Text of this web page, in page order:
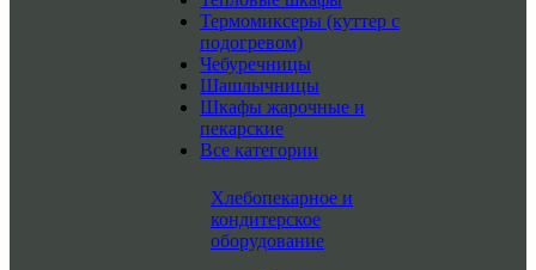
Термомиксеры (куттер с
подогревом)
Чебуречницы
Шашлычницы
Шкафы жарочные и
пекарские
Все категории
Хлебопекарное и
кондитерское
оборудование